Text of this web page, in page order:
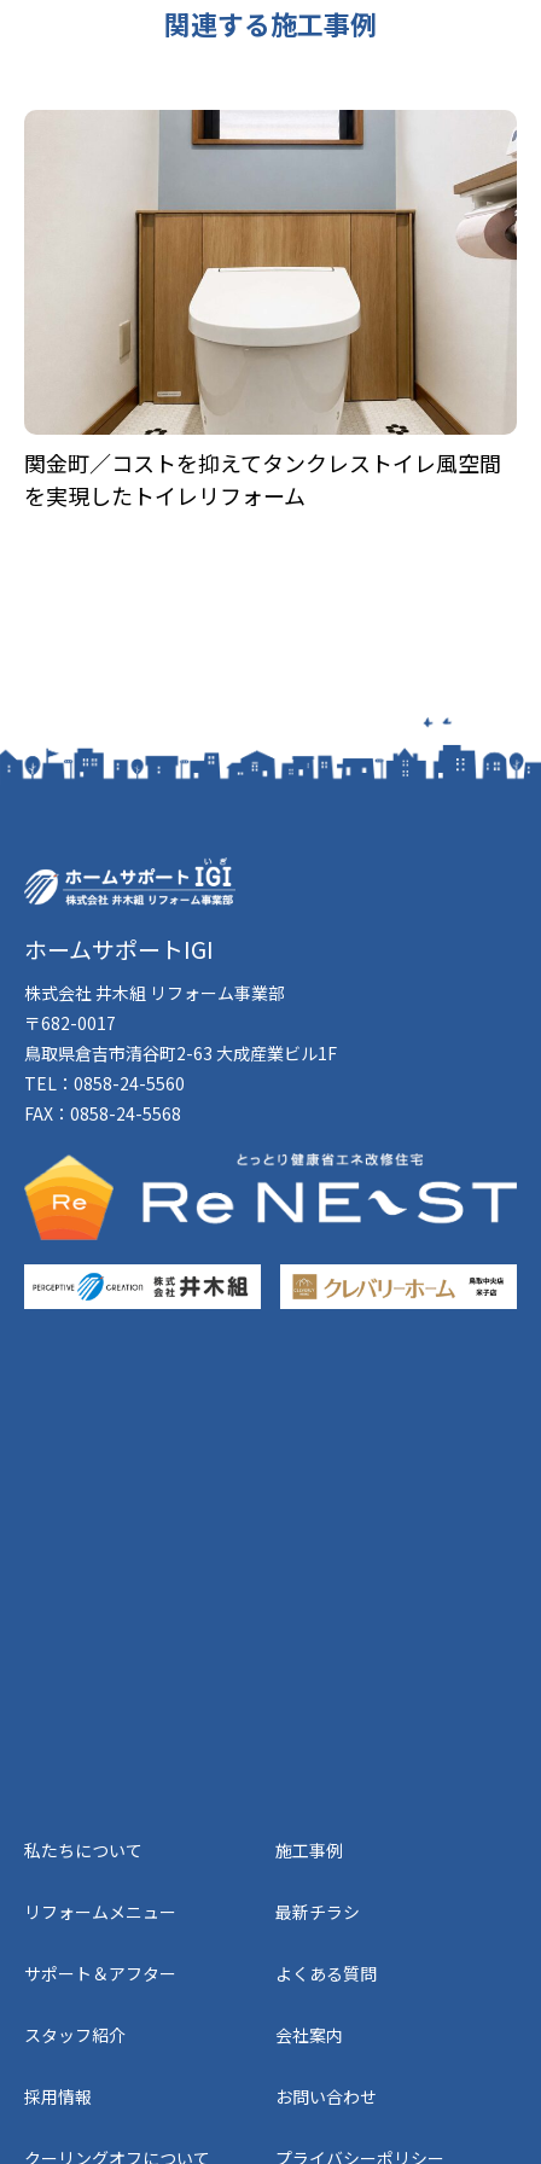
関連する施工事例
関金町／コストを抑えてタンクレストイレ風空間
を実現したトイレリフォーム
ホームサポートIGI
株式会社 井木組 リフォーム事業部
〒682-0017
鳥取県倉吉市清谷町2-63 大成産業ビル1F
TEL：0858-24-5560
FAX：0858-24-5568
私たちについて 施工事例
リフォームメニュー 最新チラシ
サポート＆アフター よくある質問
スタッフ紹介 会社案内
採用情報 お問い合わせ
クーリングオフについて プライバシーポリシー